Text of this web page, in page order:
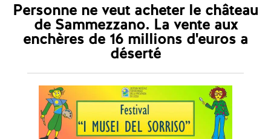
Personne ne veut acheter le château
de Sammezzano. La vente aux
enchères de 16 millions d'euros a
déserté